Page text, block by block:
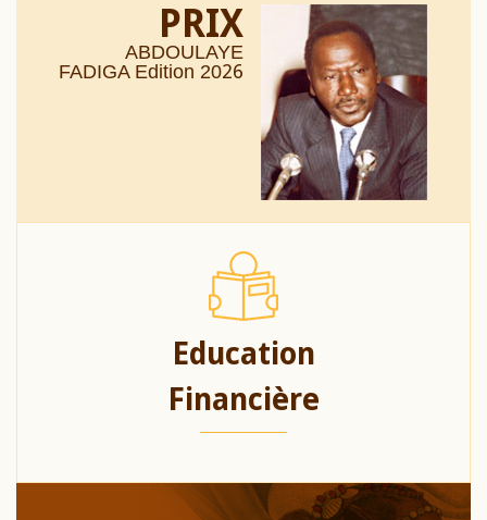
PRIX
ABDOULAYE
FADIGA Edition 2026
Education
Financière